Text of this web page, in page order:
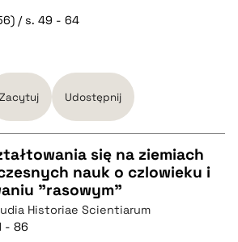
/ s. 49 - 64
Zacytuj Udostępnij
się na ziemiach
nauk o czlowieku i
"rasowym"
Historiae Scientiarum
- 86